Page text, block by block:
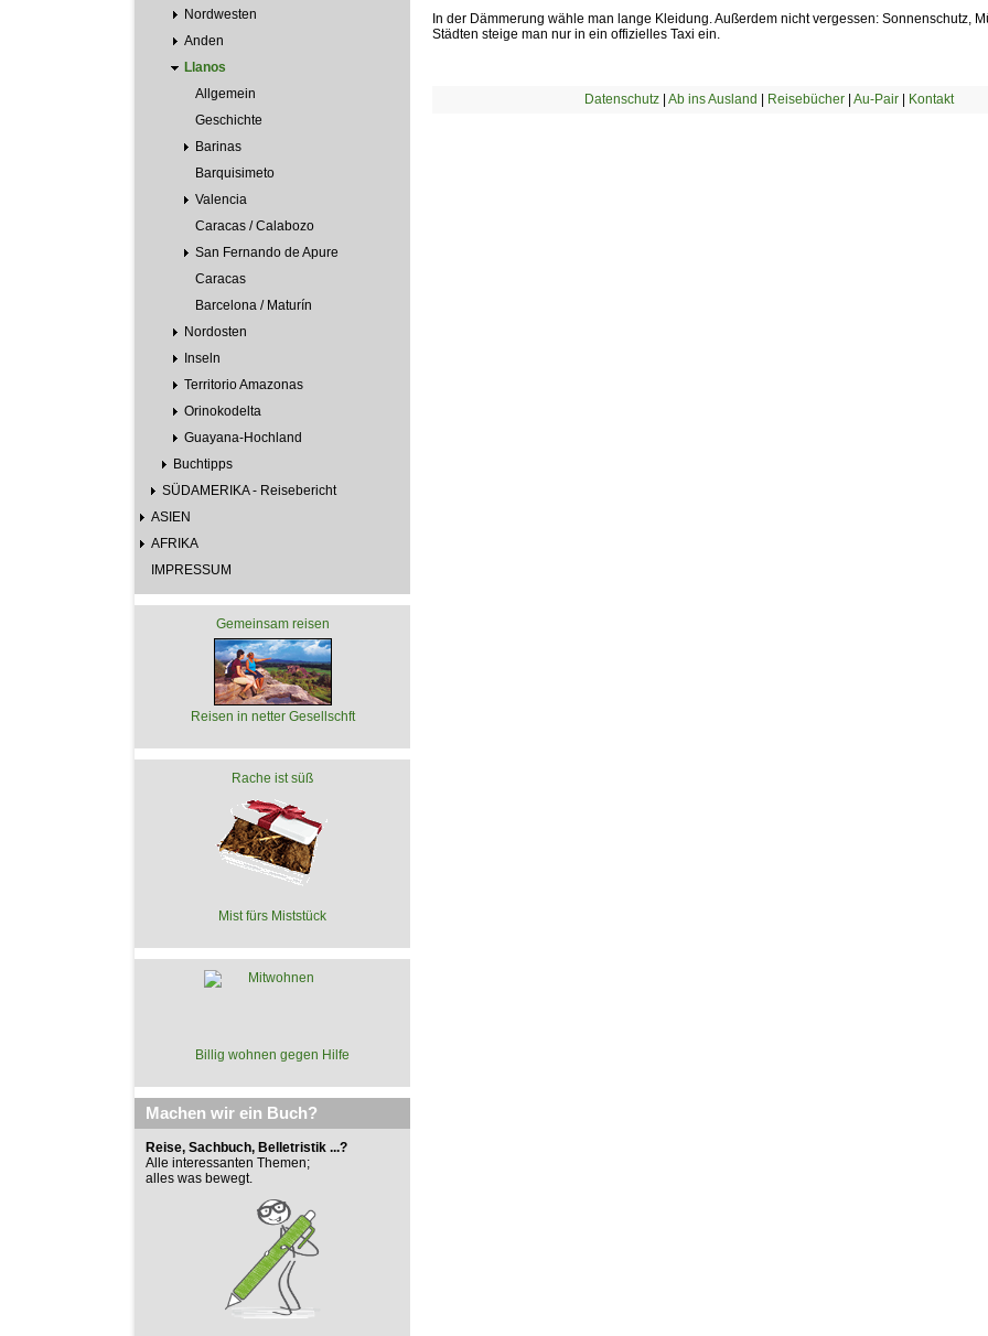
Nordwesten
Anden
Llanos
Allgemein
Geschichte
Barinas
Barquisimeto
Valencia
Caracas / Calabozo
San Fernando de Apure
Caracas
Barcelona / Maturín
Nordosten
Inseln
Territorio Amazonas
Orinokodelta
Guayana-Hochland
Buchtipps
SÜDAMERIKA - Reisebericht
ASIEN
AFRIKA
IMPRESSUM
Gemeinsam reisen
Reisen in netter Gesellschft
Rache ist süß
Mist fürs Miststück
Billig wohnen gegen Hilfe
Machen wir ein Buch?
Reise, Sachbuch, Belletristik ...?
Alle interessanten Themen;
alles was bewegt.
In der Dämmerung wähle man lange Kleidung. Außerdem nicht vergessen: Sonnenschutz,
Städten steige man nur in ein offizielles Taxi ein.
Datenschutz| Ab ins Ausland Reisebücher| Au-Pair| Kontakt